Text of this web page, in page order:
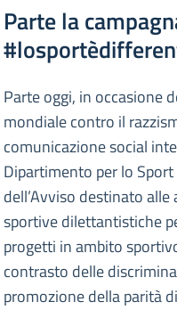
Parte la
Parte oggi, in occasione
mondiale contro il
comunicazione social
Dipartimento per lo
dell’Avviso destinato
sportive dilettantistiche
progetti in ambito
contrasto delle
promozione della parità